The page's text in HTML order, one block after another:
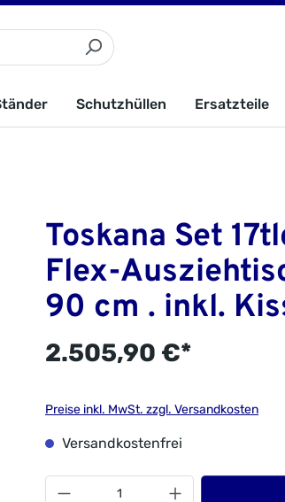
Schutzhüllen Ersatzteile
Toskana Set
Flex-
90 cm . inkl.
2.505,90 €*
Preise inkl. MwSt. zzgl. Versandkosten
Versandkostenfrei